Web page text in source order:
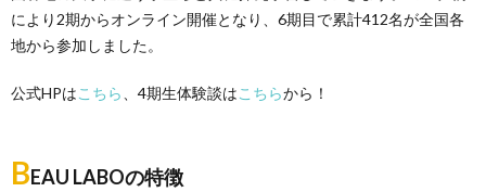
により2期からオンライン開催となり、6期目で累計412名が全国各
地から参加しました。
公式HPはこちら 、4期生体験談はこちらから！
BEAU LABOの特徴